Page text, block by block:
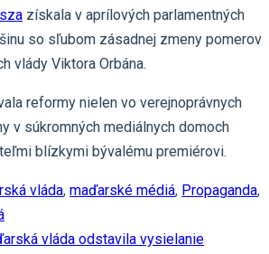
získala v aprílových parlamentných
so sľubom zásadnej zmeny pomerov
vlády Viktora Orbána.
reformy nielen vo verejnoprávnych
v súkromných mediálnych domoch
blízkymi bývalému premiérovi.
vláda, maďarské médiá, Propaganda,
vláda odstavila vysielanie